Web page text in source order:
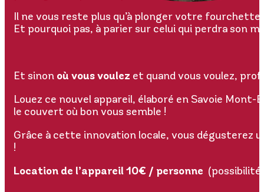
Il ne vous reste plus qu’à plonger votre
Et pourquoi pas, à parier sur celui qui perdra son
Et sinon où vous voulez et quand vous voulez,
Louez ce nouvel appareil, élaboré en Savoie
le couvert où bon vous semble !
Grâce à cette innovation locale, vous dégusterez
!
Location de l’appareil 10€ / personne (possibilité